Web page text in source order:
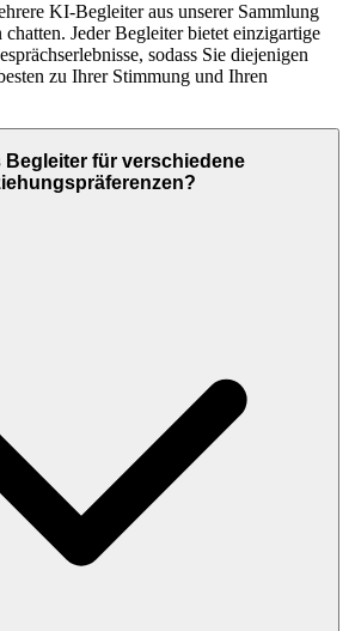
KI-Begleiter aus unserer Sammlung
Jeder Begleiter bietet einzigartige
sodass Sie diejenigen
zu Ihrer Stimmung und Ihren
Begleiter für verschiedene